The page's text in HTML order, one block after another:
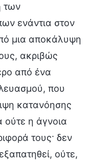
των
ενάντια στον
μια αποκάλυψη
ακριβώς
από ένα
που
κατανόησης
ούτε η άγνοια
τους· δεν
ούτε,